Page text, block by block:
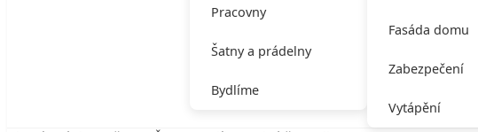
Pracovny
Šatny a prádelny
Bydlíme
Fasáda domu
Zabezpečení
Vytápění